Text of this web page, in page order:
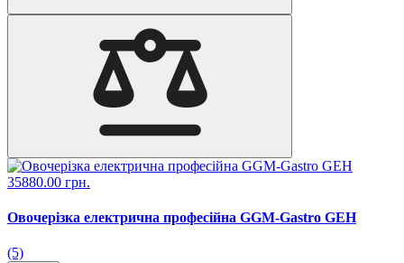
35880.00 грн.
Овочерізка електрична професійна GGM-Gastro GEH
(5)